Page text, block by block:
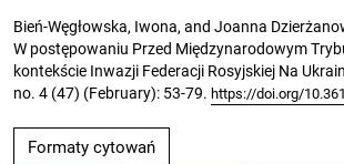
Bień-Węgłowska, Iwona, and Joanna
W postępowaniu Przed Międzynarodowym
kontekście Inwazji Federacji Rosyjskiej Na
no. 4 (47) (February): 53-79. https://doi.org/
Formaty cytowań